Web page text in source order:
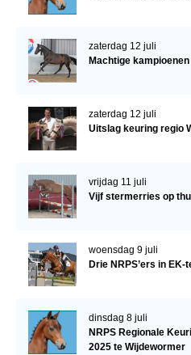
zaterdag 12 juli
Machtige
zaterdag 12 juli
Uitslag keuring regio
vrijdag 11 juli
Vijf stermerries op
woensdag 9 juli
Drie NRPS’ers in EK-
dinsdag 8 juli
NRPS Regionale
2025 te Wijdewormer